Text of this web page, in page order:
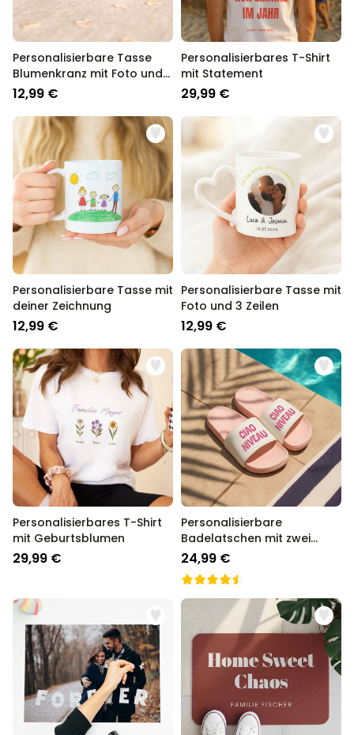
Personalisierbare Tasse
Blumenkranz mit Foto und
Text
12,99 €
Personalisierbares T-Shirt
mit Statement
29,99 €
Personalisierbare Tasse mit
deiner Zeichnung
12,99 €
Personalisierbare Tasse mit
Foto und 3 Zeilen
12,99 €
Personalisierbares T-Shirt
mit Geburtsblumen
29,99 €
Personalisierbare
Badelatschen mit zwei
Zeilen
24,99 €